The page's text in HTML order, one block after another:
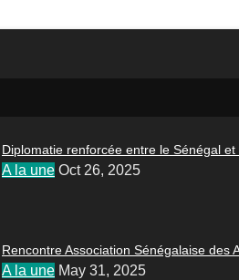
Diplomatie renforcée entre le Sénégal
A la une Oct 26, 2025
Rencontre Association Sénégalaise des
A la une May 31, 2025